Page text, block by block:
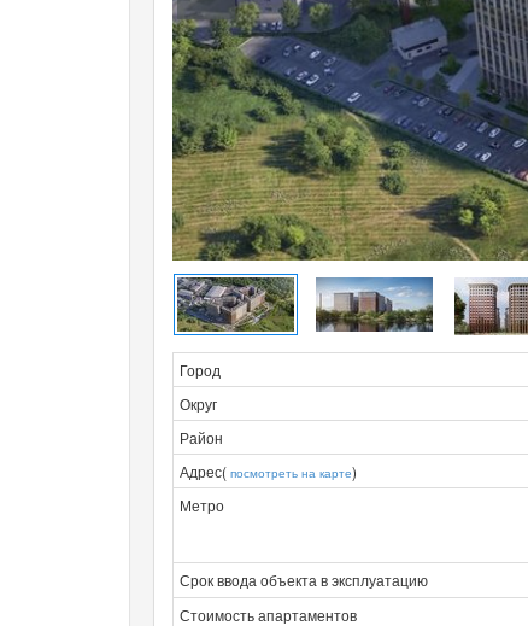
Город
Округ
Район
Адрес( посмотреть на карте)
Метро
Срок ввода объекта в эксплуатацию
Стоимость апартаментов